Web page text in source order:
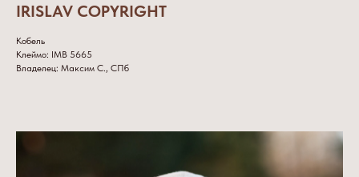
IRISLAV COPYRIGHT
Кобель
Клеймо: IMB 5665
Владелец: Максим С., СПб